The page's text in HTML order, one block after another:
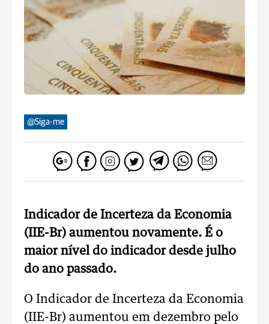
@Siga-me
Indicador de Incerteza da Economia
(IIE-Br) aumentou novamente. É o
maior nível do indicador desde julho
do ano passado.
O Indicador de Incerteza da Economia
(IIE-Br) aumentou em dezembro pelo